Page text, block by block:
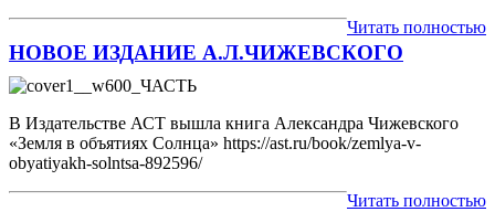
Читать полностью
НОВОЕ ИЗДАНИЕ А.Л.ЧИЖЕВСКОГО
В Издательстве АСТ вышла книга Александра Чижевского
«Земля в объятиях Солнца» https://ast.ru/book/zemlya-v-
obyatiyakh-solntsa-892596/
Читать полностью